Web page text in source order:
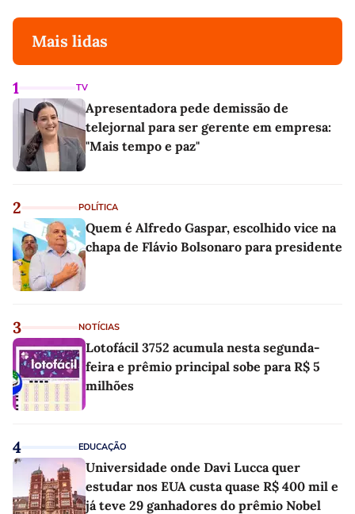
Mais lidas
1 TV
Apresentadora pede demissão de
telejornal para ser gerente em empresa:
"Mais tempo e paz"
2 POLÍTICA
Quem é Alfredo Gaspar, escolhido vice na
chapa de Flávio Bolsonaro para presidente
3 NOTÍCIAS
Lotofácil 3752 acumula nesta segunda-
feira e prêmio principal sobe para R$ 5
milhões
4 EDUCAÇÃO
Universidade onde Davi Lucca quer
estudar nos EUA custa quase R$ 400 mil e
já teve 29 ganhadores do prêmio Nobel